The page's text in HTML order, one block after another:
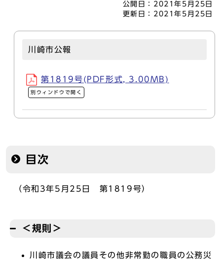
公開日： 2021年5月25日
更新日： 2021年5月25日
川崎市公報
第1819号(PDF形式, 3.00MB)
別ウィンドウで開く
目次
（令和3年5月25日 第1819号）
＜規則＞
川崎市議会の議員その他非常勤の職員の公務災